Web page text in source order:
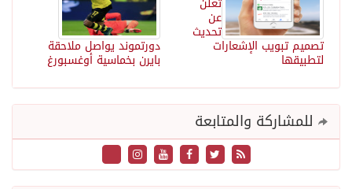
دورتموند يواصل ملاحقة
بايرن بخماسية أوغسبورغ
عن
تحديث
تصميم تبويب الإشعارات
لتطبيقها
للمشاركة والمتابعة